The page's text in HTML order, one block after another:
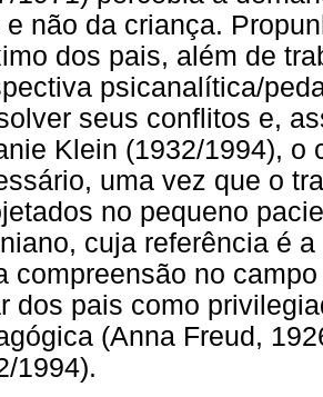
e não da criança.
dos pais, além de
psicanalítica/
seus conflitos e,
Klein (1932/1994), o
uma vez que o
no pequeno
cuja referência é
compreensão no
dos pais como
(Anna Freud,
1994).